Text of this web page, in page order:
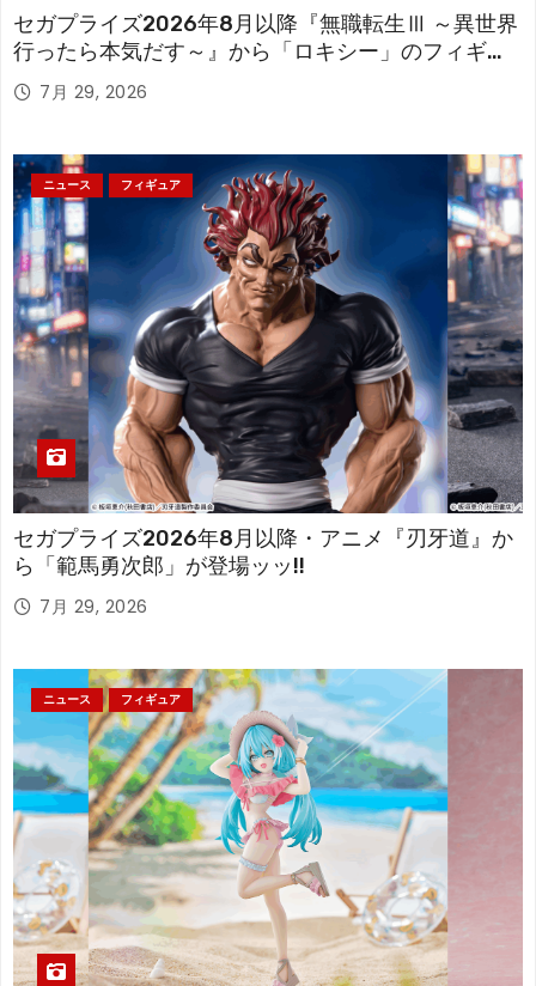
セガプライズ2026年8月以降『無職転生Ⅲ ～異世界
行ったら本気だす～』から「ロキシー」のフィギュ
アが登場！
7月 29, 2026
ニュース フィギュア
セガプライズ2026年8月以降・アニメ『刃牙道』か
ら「範馬勇次郎」が登場ッッ!!
7月 29, 2026
ニュース フィギュア